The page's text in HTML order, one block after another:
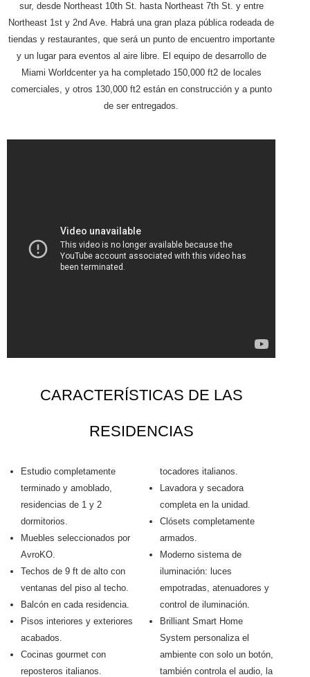
sur, desde Northeast 10th St. hasta Northeast 7th St. y entre
Northeast 1st y 2nd Ave. Habrá una gran plaza pública rodeada de
tiendas y restaurantes, que será un punto de encuentro importante
y un lugar para eventos al aire libre. El equipo de desarrollo de
Miami Worldcenter ya ha completado 150,000 ft2 de locales
comerciales, y otros 130,000 ft2 están en construcción y a punto
de ser entregados.
CARACTERÍSTICAS DE LAS
RESIDENCIAS
Estudio completamente
terminado y amoblado,
residencias de 1 y 2
dormitorios.
Muebles seleccionados por
AvroKO.
Techos de 9 ft de alto con
ventanas del piso al techo.
Balcón en cada residencia.
Pisos interiores y exteriores
acabados.
Cocinas gourmet con
reposteros italianos.
tocadores italianos.
Lavadora y secadora
completa en la unidad.
Clósets completamente
armados.
Moderno sistema de
iluminación: luces
empotradas, atenuadores y
control de iluminación.
Brilliant Smart Home
System personaliza el
ambiente con solo un botón,
también controla el audio, la